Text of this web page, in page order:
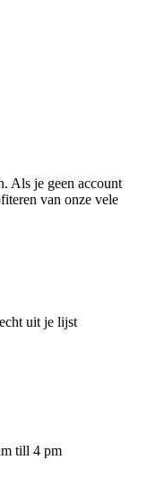
Als je geen account
van onze vele
uit je lijst
till 4 pm